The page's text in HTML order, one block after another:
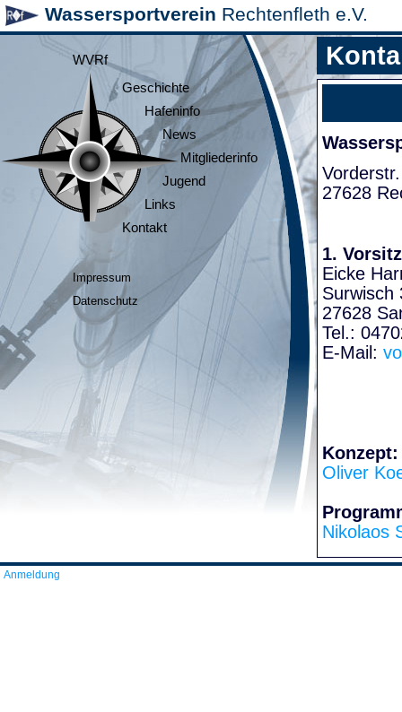
Wassersportverein Rechtenfleth e.V.
WVRf
Geschichte
Hafeninfo
News
Mitgliederinfo
Jugend
Links
Kontakt
Impressum
Datenschutz
27628
1.
Eicke
Surwisch
27628
Tel.:
E-Mail:
Konzept:
Oliver
Nikolaos
Anmeldung